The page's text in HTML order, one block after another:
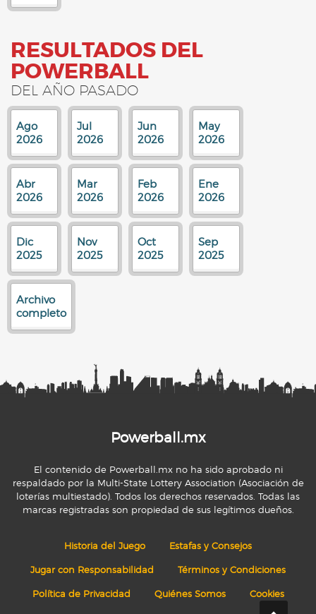
RESULTADOS DEL
POWERBALL
DEL AÑO PASADO
Ago
2026
Jul
2026
Jun
2026
May
2026
Abr
2026
Mar
2026
Feb
2026
Ene
2026
Dic
2025
Nov
2025
Oct
2025
Sep
2025
Archivo
completo
Powerball.mx
El contenido de Powerball.mx no ha sido aprobado ni
respaldado por la Multi-State Lottery Association (Asociación de
loterías multiestado). Todos los derechos reservados. Todas las
marcas registradas son propiedad de sus legítimos dueños.
Historia del Juego Estafas y Consejos
Jugar con Responsabilidad Términos y Condiciones
Política de Privacidad Quiénes Somos Cookies